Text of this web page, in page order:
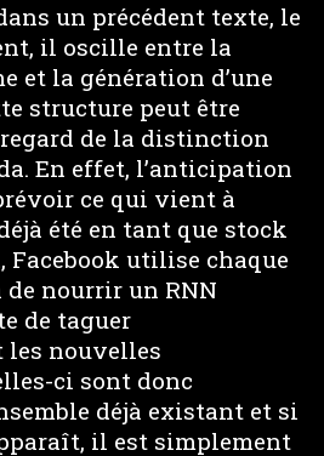
un précédent texte, le
il oscille entre la
et la génération d’une
structure peut être
de la distinction
En effet, l’anticipation
ce qui vient à
été en tant que stock
Facebook utilise chaque
nourrir un RNN
de taguer
les nouvelles
ci sont donc
déjà existant et si
il est simplement